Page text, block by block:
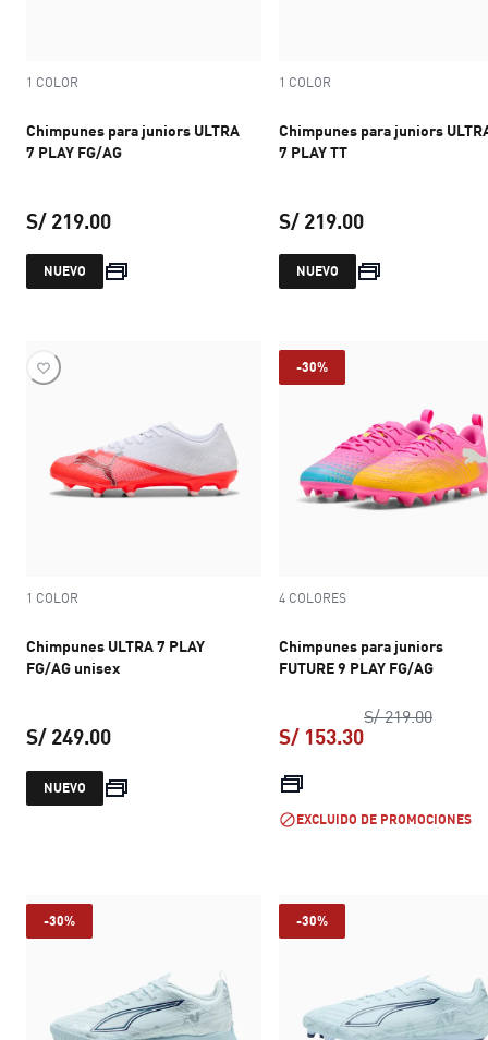
1 COLOR
Chimpunes para juniors ULTRA
7 PLAY FG/AG
S/ 219.00
precio actual S/ 219.00
NUEVO
1 COLOR
Chimpunes para juniors
7 PLAY TT
S/ 219.00
precio actual
NUEVO
1 COLOR
Chimpunes ULTRA 7 PLAY
FG/AG unisex
S/ 249.00
precio actual S/ 249.00
NUEVO
-30%
4 COLORES
Chimpunes para juniors
FUTURE 9 PLAY FG/AG
S/ 219.00precio
S/ 153.30
EXCLUIDO DE PROMOCIONES
-30% -30%